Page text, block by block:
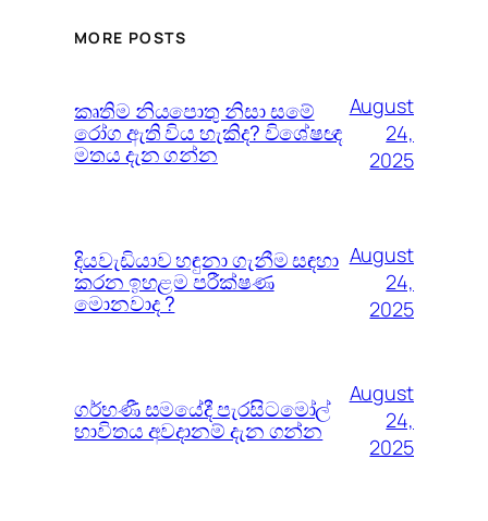
MORE POSTS
කෘතිම නියපොතු නිසා සමේ
රෝග ඇති විය හැකිද? විශේෂඥ
මතය දැන ගන්න
August
24,
2025
දියවැඩියාව හඳුනා ගැනීම සඳහා
කරන ඉහළම පරීක්ෂණ
මොනවාද ?
August
24,
2025
ගර්භණී සමයේදී පැරසිටමෝල්
භාවිතය අවදානම් දැන ගන්න
August
24,
2025